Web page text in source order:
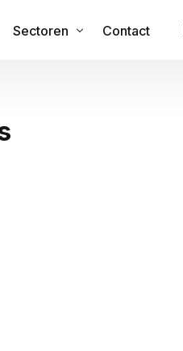
Sectoren Contact